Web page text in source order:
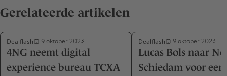
Gerelateerde artikelen
Dealflash 9 oktober 2023
4NG neemt digital
experience bureau TCXA
Dealflash 9 oktober 2023
Lucas Bols naar
Schiedam voor